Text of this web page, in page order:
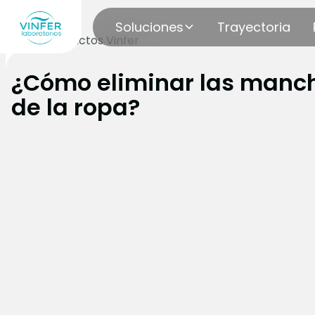
Soluciones Trayectoria
Blog Productos Vinfer
¿Cómo eliminar las
de la ropa?